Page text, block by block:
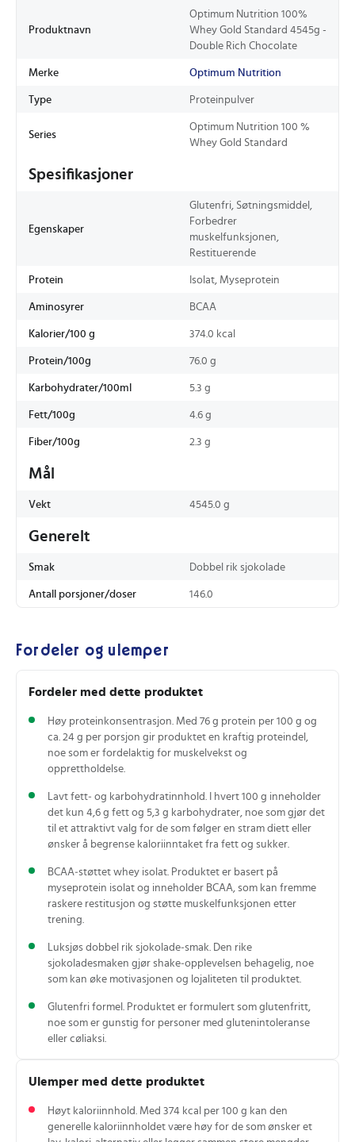
Produktnavn
Optimum Nutrition 100%
Whey Gold Standard 4545g -
Double Rich Chocolate
Merke Optimum Nutrition
Type Proteinpulver
Series
Optimum Nutrition 100 %
Whey Gold Standard
Spesifikasjoner
Egenskaper
Glutenfri, Søtningsmiddel,
Forbedrer
muskelfunksjonen,
Restituerende
Protein Isolat, Myseprotein
Aminosyrer BCAA
Kalorier/100 g 374.0 kcal
Protein/100g 76.0 g
Karbohydrater/100ml 5.3 g
Fett/100g 4.6 g
Fiber/100g 2.3 g
Mål
Vekt 4545.0 g
Generelt
Smak Dobbel rik sjokolade
Antall porsjoner/doser 146.0
Fordeler og ulemper
Fordeler med dette produktet
Høy proteinkonsentrasjon. Med 76 g protein per 100 g og
ca. 24 g per porsjon gir produktet en kraftig proteindel,
noe som er fordelaktig for muskelvekst og
opprettholdelse.
Lavt fett‑ og karbohydratinnhold. I hvert 100 g inneholder
det kun 4,6 g fett og 5,3 g karbohydrater, noe som gjør det
til et attraktivt valg for de som følger en stram diett eller
ønsker å begrense kaloriinntaket fra fett og sukker.
BCAA‑støttet whey isolat. Produktet er basert på
myseprotein isolat og inneholder BCAA, som kan fremme
raskere restitusjon og støtte muskelfunksjonen etter
trening.
Luksjøs dobbel rik sjokolade‑smak. Den rike
sjokoladesmaken gjør shake‑opplevelsen behagelig, noe
som kan øke motivasjonen og lojaliteten til produktet.
Glutenfri formel. Produktet er formulert som glutenfritt,
noe som er gunstig for personer med glutenintoleranse
eller cøliaksi.
Ulemper med dette produktet
Høyt kaloriinnhold. Med 374 kcal per 100 g kan den
generelle kaloriinnholdet være høy for de som ønsker et